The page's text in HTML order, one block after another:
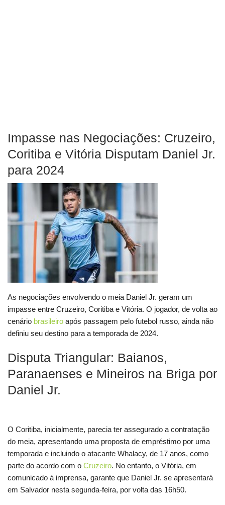
Impasse nas Negociações: Cruzeiro,
Coritiba e Vitória Disputam Daniel Jr.
para 2024
As negociações envolvendo o meia Daniel Jr. geram um
impasse entre Cruzeiro, Coritiba e Vitória. O jogador, de volta ao
cenário brasileiro após passagem pelo futebol russo, ainda não
definiu seu destino para a temporada de 2024.
Disputa Triangular: Baianos,
Paranaenses e Mineiros na Briga por
Daniel Jr.
O Coritiba, inicialmente, parecia ter assegurado a contratação
do meia, apresentando uma proposta de empréstimo por uma
temporada e incluindo o atacante Whalacy, de 17 anos, como
parte do acordo com o Cruzeiro. No entanto, o Vitória, em
comunicado à imprensa, garante que Daniel Jr. se apresentará
em Salvador nesta segunda-feira, por volta das 16h50.